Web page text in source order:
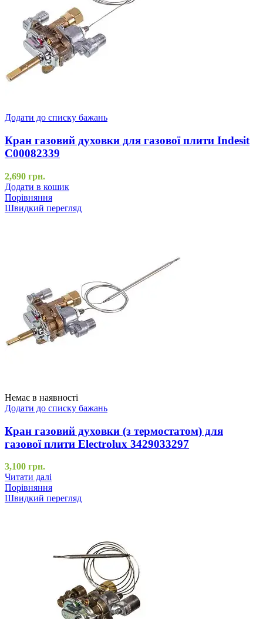
Додати до списку бажань
Кран газовий духовки для газової плити Indesit
C00082339
2,690 грн.
Додати в кошик
Порівняння
Швидкий перегляд
Немає в наявності
Додати до списку бажань
Кран газовий духовки (з термостатом) для
газової плити Electrolux 3429033297
3,100 грн.
Читати далі
Порівняння
Швидкий перегляд